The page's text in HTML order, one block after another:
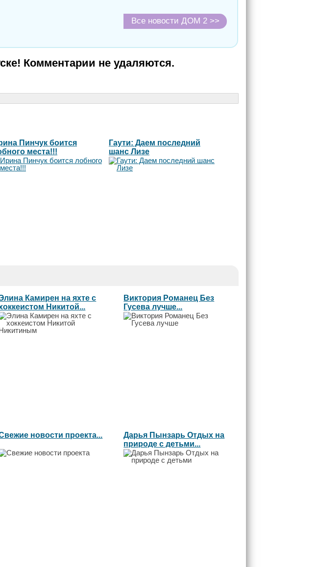
Все новости ДОМ 2 >>
Комментарии не удаляются.
Пинчук боится
места!!!
Гаути: Даем последний
шанс Лизе
Камирен на яхте с
Никитой...
Виктория Романец Без
Гусева лучше...
новости проекта...
Дарья Пынзарь Отдых на
природе с детьми...